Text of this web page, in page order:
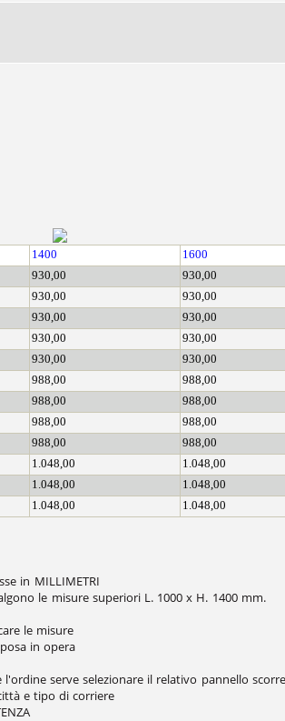
1400 1600
930,00 930,00
930,00 930,00
930,00 930,00
930,00 930,00
930,00 930,00
988,00 988,00
988,00 988,00
988,00 988,00
988,00 988,00
1.048,00 1.048,00
1.048,00 1.048,00
1.048,00 1.048,00
in MILLIMETRI
le misure superiori L. 1000 x H. 1400 mm.
le misure
in opera
l'ordine serve selezionare il relativo pannello
e tipo di corriere